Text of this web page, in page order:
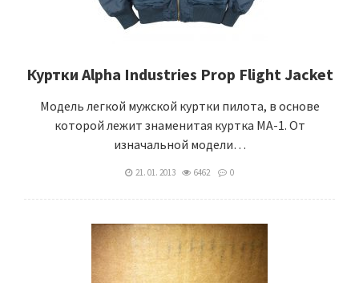
Куртки Alpha Industries Prop Flight Jacket
Модель легкой мужской куртки пилота, в основе
которой лежит знаменитая куртка MA-1. От
изначальной модели…
21. 01. 2013 6462 0